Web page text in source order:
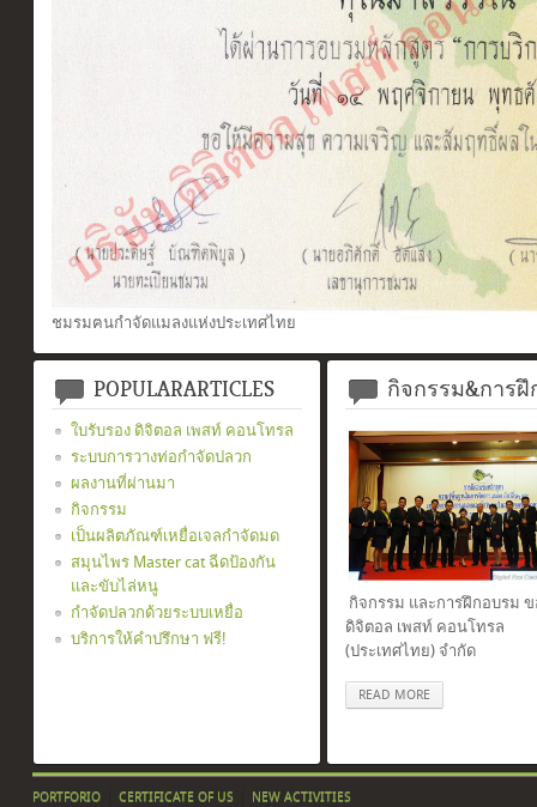
ชมรมฅนกำจัดแมลงแห่งประเทศไทย
POPULARARTICLES
ใบรับรอง ดิจิตอล เพสท์ คอนโทรล
ระบบการวางท่อกำจัดปลวก
ผลงานที่ผ่านมา
กิจกรรม
เป็นผลิตภัณฑ์เหยื่อเจลกำจัดมด
สมุนไพร Master cat ฉีดป้องกัน
และขับไล่หนู
กำจัดปลวกด้วยระบบเหยื่อ
บริการให้คำปรึกษา ฟรี!
กิจกรรม&การ
กิจกรรม และการฝึกอบรม
ดิจิตอล เพสท์ คอนโทรล
(ประเทศไทย) จำกัด
READ MORE
PORTFORIO CERTIFICATE OF US
NEW ACTIVITIES